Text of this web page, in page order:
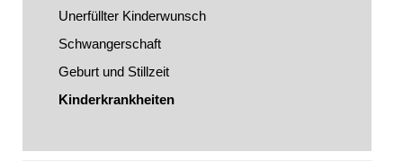
Unerfüllter Kinderwunsch
Schwangerschaft
Geburt und Stillzeit
Kinderkrankheiten